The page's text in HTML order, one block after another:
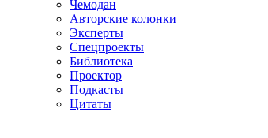
Чемодан
Авторские колонки
Эксперты
Спецпроекты
Библиотека
Проектор
Подкасты
Цитаты